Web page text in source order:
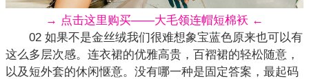
→ 点击这里购买——大毛领连帽短棉袄 ←
02 如果不是金丝绒我们很难想象宝蓝色原来也可以有
这么多层次感。连衣裙的优雅高贵，百褶裙的轻松随意，
以及短外套的休闲惬意。没有哪一种是固定答案，最起码